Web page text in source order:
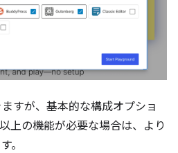
すが、基本的な構成オプショ
上の機能が必要な場合は、より
。